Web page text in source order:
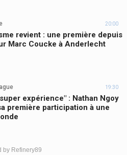
20:00
revient : une première depuis
Marc Coucke à Anderlecht
19:30
expérience" : Nathan Ngoy
première participation à une
by Refinery89